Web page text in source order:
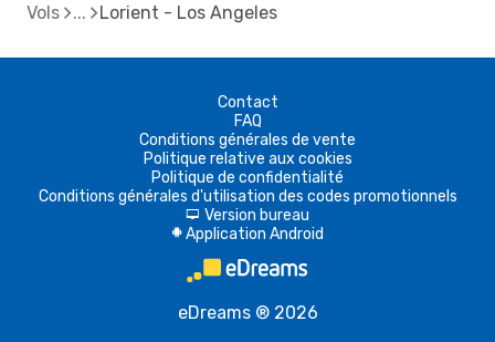
Vols Lorient - Los Angeles
Contact
FAQ
Conditions générales de vente
Politique relative aux cookies
Politique de confidentialité
Conditions générales d'utilisation des codes promotionnels
d Version bureau
A Application Android
eDreams ® 2026